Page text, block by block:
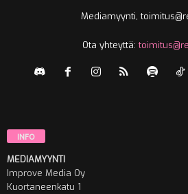
Mediamyynti,
Ota yhteyttä:
INFO
MEDIAMYYNTI
Improve Media Oy
Kuortaneenkatu 1